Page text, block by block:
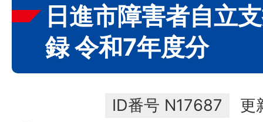
日進市障害者自立
録 令和7年度分
ID番号 N17687
更